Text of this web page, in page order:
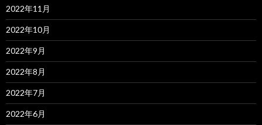
2022年11月
2022年10月
2022年9月
2022年8月
2022年7月
2022年6月